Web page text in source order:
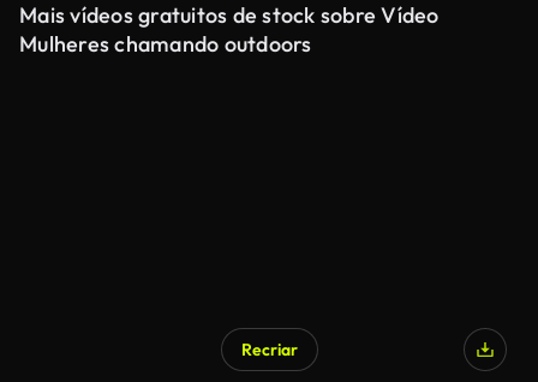
Mais vídeos gratuitos de stock sobre Vídeo
Mulheres chamando outdoors
Recriar